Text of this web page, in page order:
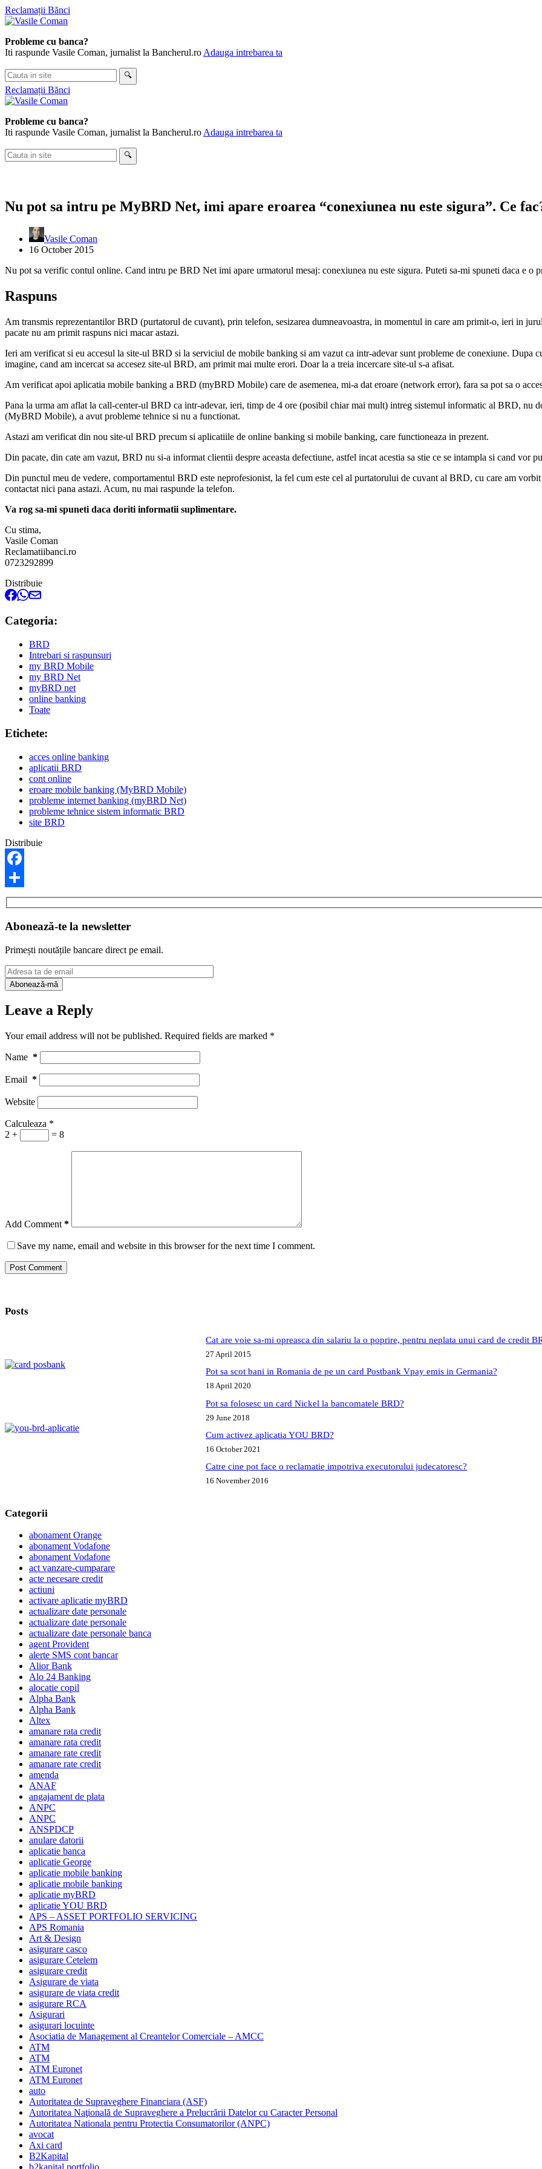
Skip
to
Reclamații Bănci
Probleme cu banca?
Iti raspunde Vasile Coman, jurnalist la Bancherul.ro Adauga intrebarea ta
Cauta
in
site
🔍
Reclamații Bănci
Probleme cu banca?
Iti raspunde Vasile Coman, jurnalist la Bancherul.ro Adauga intrebarea ta
Cauta
in
🔍
Nu pot sa intru pe MyBRD Net, imi apare eroarea “conexiunea nu este sigura”. Ce
Vasile Coman
16 October 2015
Nu pot sa verific contul online. Cand intru pe BRD Net imi apare urmatorul mesaj: conexiunea nu este sigura. Puteti sa-mi spuneti daca e o
Raspuns
Am transmis reprezentantilor BRD (purtatorul de cuvant), prin telefon, sesizarea dumneavoastra, in momentul in care am primit-o, ieri in
pacate nu am primit raspuns nici macar astazi.
Ieri am verificat si eu accesul la site-ul BRD si la serviciul de mobile banking si am vazut ca intr-adevar sunt probleme de conexiune. Dupa
imagine, cand am incercat sa accesez site-ul BRD, am primit mai multe erori. Doar la a treia incercare site-ul s-a afisat.
Am verificat apoi aplicatia mobile banking a BRD (myBRD Mobile) care de asemenea, mi-a dat eroare (network error), fara sa pot sa o
Pana la urma am aflat la call-center-ul BRD ca intr-adevar, ieri, timp de 4 ore (posibil chiar mai mult) intreg sistemul informatic al BRD,
(MyBRD Mobile), a avut probleme tehnice si nu a functionat.
Astazi am verificat din nou site-ul BRD precum si aplicatiile de online banking si mobile banking, care functioneaza in prezent.
Din pacate, din cate am vazut, BRD nu si-a informat clientii despre aceasta defectiune, astfel incat acestia sa stie ce se intampla si cand vor
Din punctul meu de vedere, comportamentul BRD este neprofesionist, la fel cum este cel al purtatorului de cuvant al BRD, cu care am
contactat nici pana astazi. Acum, nu mai raspunde la telefon.
Va rog sa-mi spuneti daca doriti informatii suplimentare.
Cu stima,
Vasile Coman
Reclamatiibanci.ro
0723292899
Distribuie
Categoria:
BRD
Intrebari si raspunsuri
my BRD Mobile
my BRD Net
myBRD net
online banking
Toate
Etichete:
acces online banking
aplicatii BRD
cont online
eroare mobile banking (MyBRD Mobile)
probleme internet banking (myBRD Net)
probleme tehnice sistem informatic BRD
site BRD
Distribuie
Facebook
Share
Abonează-te la newsletter
Primești noutățile bancare direct pe email.
Leave a Reply
Your email address will not be published. Required fields are marked *
Name *
Email *
Website
Calculeaza *
2 +
= 8
Add Comment *
Save my name, email and website in this browser for the next time I comment.
Post Comment
Posts
Cat are voie sa-mi opreasca din salariu la o poprire, pentru neplata unui card de credit
27 April 2015
Pot sa scot bani in Romania de pe un card Postbank Vpay emis in Germania?
18 April 2020
Pot sa folosesc un card Nickel la bancomatele BRD?
29 June 2018
Cum activez aplicatia YOU BRD?
16 October 2021
Catre cine pot face o reclamatie impotriva executorului judecatoresc?
16 November 2016
Categorii
abonament Orange
abonament Vodafone
abonament Vodafone
act vanzare-cumparare
acte necesare credit
actiuni
activare aplicatie myBRD
actualizare date personale
actualizare date personale
actualizare date personale banca
agent Provident
alerte SMS cont bancar
Alior Bank
Alo 24 Banking
alocatie copil
Alpha Bank
Alpha Bank
Altex
amanare rata credit
amanare rata credit
amanare rate credit
amanare rate credit
amenda
ANAF
angajament de plata
ANPC
ANPC
ANSPDCP
anulare datorii
aplicatie banca
aplicatie George
aplicatie mobile banking
aplicatie mobile banking
aplicatie myBRD
aplicatie YOU BRD
APS – ASSET PORTFOLIO SERVICING
APS Romania
Art & Design
asigurare casco
asigurare Cetelem
asigurare credit
Asigurare de viata
asigurare de viata credit
asigurare RCA
Asigurari
asigurari locuinte
Asociatia de Management al Creantelor Comerciale – AMCC
ATM
ATM
ATM Euronet
ATM Euronet
auto
Autoritatea de Supraveghere Financiara (ASF)
Autoritatea Naţională de Supraveghere a Prelucrării Datelor cu Caracter Personal
Autoritatea Nationala pentru Protectia Consumatorilor (ANPC)
avocat
Axi card
B2Kapital
b2kapital portfolio